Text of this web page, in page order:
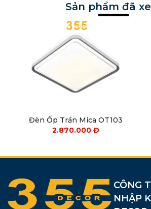
Sản phẩm đã
Đèn Ốp Trần Mica OT103
2.870.000 Đ
CÔNG
NHẬP